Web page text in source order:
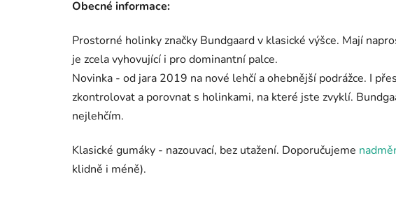
Obecné informace:
Prostorné holinky značky Bundgaard v klasické výšce. Mají
je zcela vyhovující i pro dominantní palce.
Novinka - od jara 2019 na nové lehčí a ohebnější podrážce. I
zkontrolovat a porovnat s holinkami, na které jste zvyklí.
nejlehčím.
Klasické gumáky - nazouvací, bez utažení. Doporučujeme
klidně i méně).